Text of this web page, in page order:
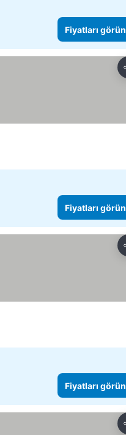
Fiyatları görün
Fiyatları görün
Fiyatları görün